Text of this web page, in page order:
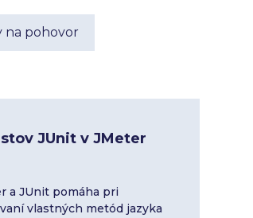
na pohovor
JUnit v JMeter
a JUnit pomáha pri
vlastných metód jazyka